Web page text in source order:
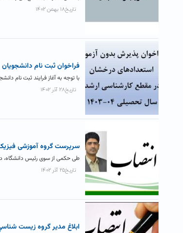
تاریخ۱۸ بهمن ۱۴۰۲
فراخوان ثبت نام
با توجه به آغاز فرایند ثبت نام دانشجویان
تاریخ۲۸ آذر ۱۴۰۲
سرپرست گروه آموزشی
طی حکمی از سوی رئیس دانشگاه،
تاریخ۲۵ آذر ۱۴۰۲
ابلاغ مدير گروه زيست